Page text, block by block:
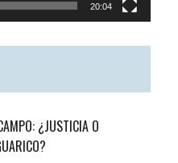
20:04
¿JUSTICIA O